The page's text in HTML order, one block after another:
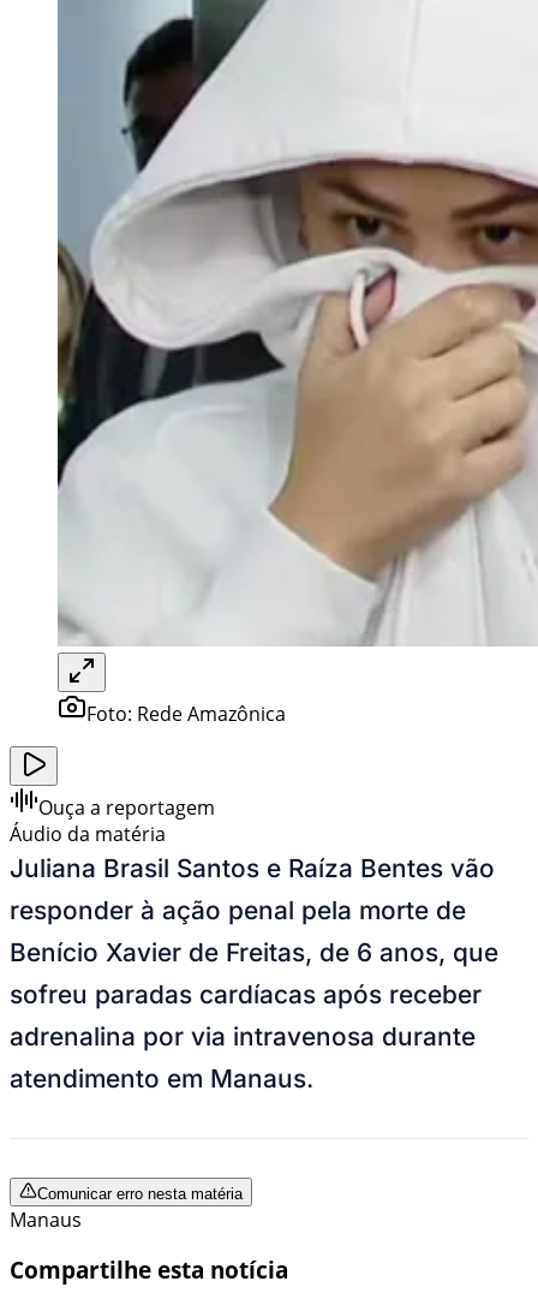
Foto: Rede Amazônica
Ouça a reportagem
Áudio da matéria
Juliana Brasil Santos e Raíza Bentes vão
responder à ação penal pela morte de
Benício Xavier de Freitas, de 6 anos, que
sofreu paradas cardíacas após receber
adrenalina por via intravenosa durante
atendimento em Manaus.
Comunicar erro nesta matéria
Manaus
Compartilhe esta notícia